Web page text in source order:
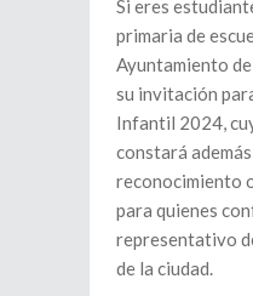
Si eres
primaria de
Ayuntamiento
su invitación
Infantil 2024,
constará además
reconocimiento
para quienes
representativo
de la ciudad.